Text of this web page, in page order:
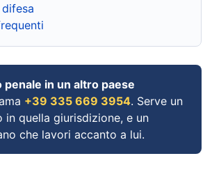
penale in un altro paese
+39 335 669 3954. Serve un
in quella giurisdizione, e un
che lavori accanto a lui.